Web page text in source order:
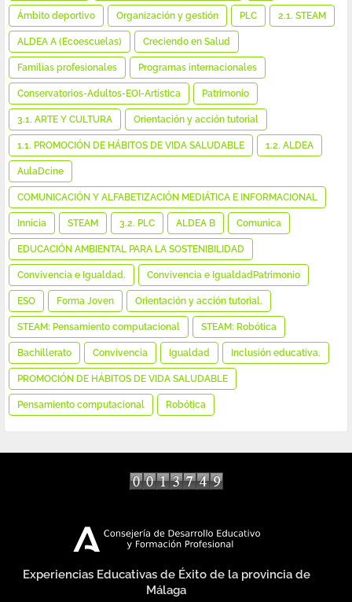
Ámbito deportivo Organización y gestión PLC 2.1. STEAM
ALDEA A (Ecoescuelas) Creciendo en Salud
Familias profesionales Programas internacionales
Conservatorios-Adultos-EOI-Artística Patrimonio
3.1. ARTE Y CULTURA Orientación y acción tutorial
1.1. PROMOCIÓN DE HÁBITOS DE VIDA SALUDABLE 1.2. ALDEA
AulaDcine
COMUNICACIÓN Y ALFABETIZACIÓN MEDIÁTICA E INFORMACIONAL
Innicia STEAM 3.2. PLC ALDEA B Comunica
EDUCACIÓN AMBIENTAL PARA LA SOSTENIBILIDAD
Convivencia e Igualdad. Convivencia e IgualdadPatrimonio
ESO Forma Joven Orientación y acción tutorial.
STEAM: Pensamiento computacional STEAM: Robótica
Bachillerato Convivencia Igualdad Inclusión educativa.
PROMOCIÓN DE HÁBITOS DE VIDA SALUDABLE
Pensamiento computacional Robótica
Experiencias Educativas de Éxito de la provincia de
Málaga